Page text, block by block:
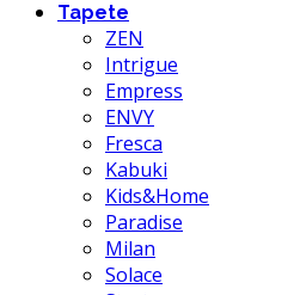
Tapete
ZEN
Intrigue
Empress
ENVY
Fresca
Kabuki
Kids&Home
Paradise
Milan
Solace